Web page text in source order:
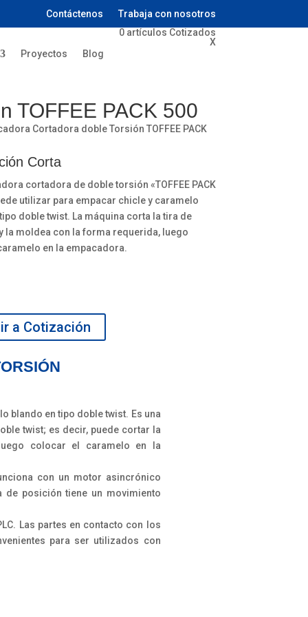
Contáctenos Trabaja con nosotros
Proyectos Blog
0artículos Cotizados
X
TOFFEE PACK 500
Cortadora doble Torsión TOFFEE PACK
Corta
cortadora de doble torsión «TOFFEE PACK
utilizar para empacar chicle y caramelo
doble twist. La máquina corta la tira de
la moldea con la forma requerida, luego
en la empacadora.
a Cotización
blando en tipo doble twist. Es una
twist; es decir, puede cortar la
colocar el caramelo en la
con un motor asincrónico
posición tiene un movimiento
Las partes en contacto con los
para ser utilizados con